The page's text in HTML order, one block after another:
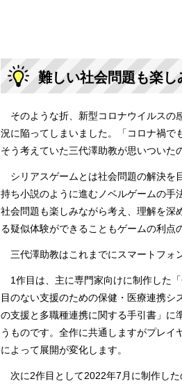
難しい社会問題も楽
そのような折、新型コロナウイルスの
況に陥ってしまいました。「コロナ禍で
そう考えていた三代澤助教が思いついた
シリアスゲームとは社会問題の解決を
持ち小説のように進むノベルゲームの手
社会問題も楽しみながら考え、理解を深
る疑似体験ができることもゲームの利点
三代澤助教はこれまでにスマートフォ
1作目は、主に専門家向けに制作した
目のない支援のための保健・医療連携
の支援と多職種連携に関する手引書」に
うものです。全作に共通しますがプレ
によって展開が変化します。
次に2作目として2022年7月に制作し